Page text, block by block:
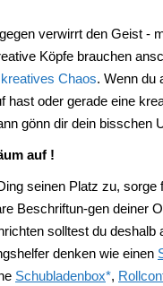
verwirrt den Geist -
Köpfe brauchen
kreatives Chaos. Wenn du
hast oder gerade eine
gönn dir dein bisschen
auf !
seinen Platz zu, sorge
Beschriftun-gen deiner
solltest du deshalb
denken wie einen
Schubladenbox*,